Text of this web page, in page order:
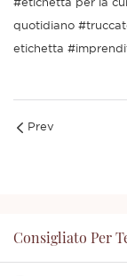
#etichetta per la
quotidiano
etichetta
Prev
Consigliato Per